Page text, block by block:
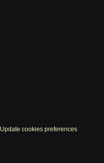
Update cookies preferences